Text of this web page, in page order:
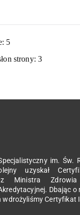
5
strony:3
im. Św.
uzyskał
Ministra
Dbając
wdrożyliśmy Certyfikat